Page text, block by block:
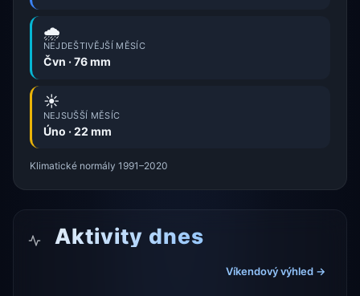
🌧️
NEJDEŠTIVĚJŠÍ MĚSÍC
Čvn · 76 mm
☀️
NEJSUŠŠÍ MĚSÍC
Úno · 22 mm
Klimatické normály 1991–2020
Aktivity dnes
Víkendový výhled →